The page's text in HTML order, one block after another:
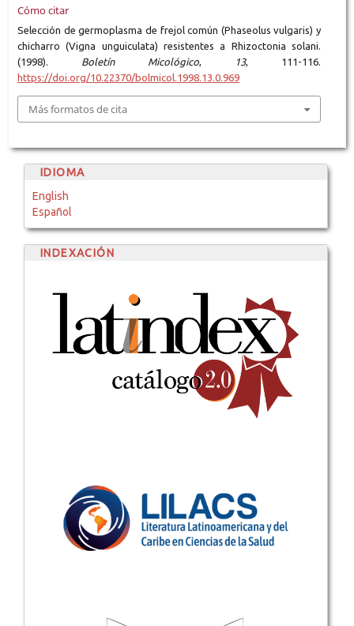
Cómo citar
Selección de germoplasma de frejol común (Phaseolus vulgaris) y
chicharro (Vigna unguiculata) resistentes a Rhizoctonia solani.
(1998). Boletín Micológico, 13, 111-116.
https://doi.org/10.22370/bolmicol.1998.13.0.969
Más formatos de cita
IDIOMA
English
Español
INDEXACIÓN